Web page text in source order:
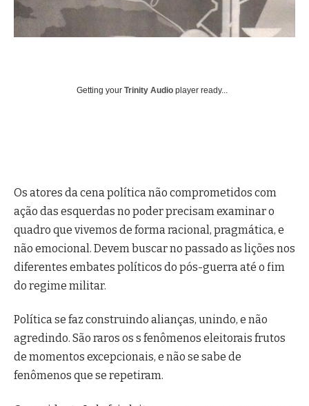
Getting your Trinity Audio player ready...
Os atores da cena política não comprometidos com
ação das esquerdas no poder precisam examinar o
quadro que vivemos de forma racional, pragmática, e
não emocional. Devem buscar no passado as lições nos
diferentes embates políticos do pós-guerra até o fim
do regime militar.
Política se faz construindo alianças, unindo, e não
agredindo. São raros os s fenômenos eleitorais frutos
de momentos excepcionais, e não se sabe de
fenômenos que se repetiram.